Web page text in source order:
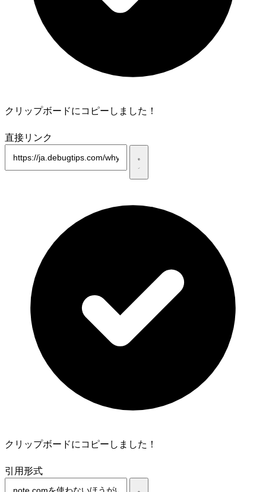
クリップボードにコピーしました！
直接リンク
クリップボードにコピーしました！
引用形式